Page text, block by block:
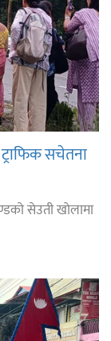
सचेतना
सेउती खोलामा